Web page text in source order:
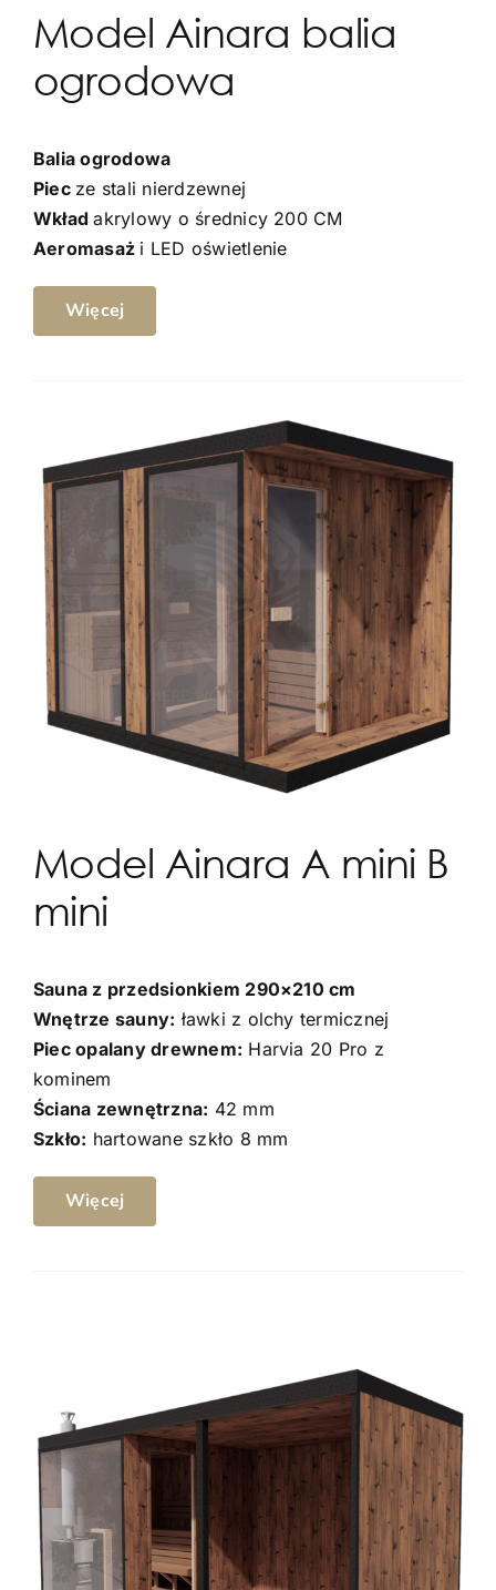
Model Ainara balia
ogrodowa
Balia ogrodowa
Piec ze stali nierdzewnej
Wkładakrylowy o średnicy 200 CM
Aeromasaż i LED oświetlenie
Więcej
Model Ainara A mini B
mini
Sauna z przedsionkiem 290×210 cm
Wnętrze sauny: ławki z olchy termicznej
Piec opalany drewnem: Harvia 20 Pro z
kominem
Ściana zewnętrzna: 42 mm
Szkło: hartowane szkło 8 mm
Więcej